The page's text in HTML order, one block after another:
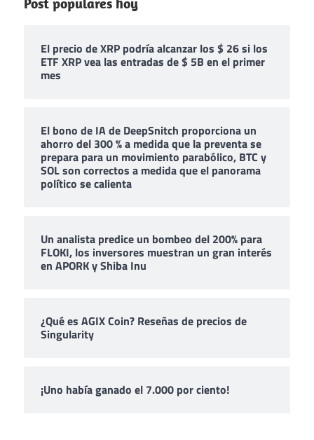
El precio de XRP podría alcanzar los $ 26 si los
ETF XRP vea las entradas de $ 5B en el primer
mes
El bono de IA de DeepSnitch proporciona un
ahorro del 300 % a medida que la preventa se
prepara para un movimiento parabólico, BTC y
SOL son correctos a medida que el panorama
político se calienta
Un analista predice un bombeo del 200% para
FLOKI, los inversores muestran un gran interés
en APORK y Shiba Inu
¿Qué es AGIX Coin? Reseñas de precios de
Singularity
¡Uno había ganado el 7.000 por ciento!